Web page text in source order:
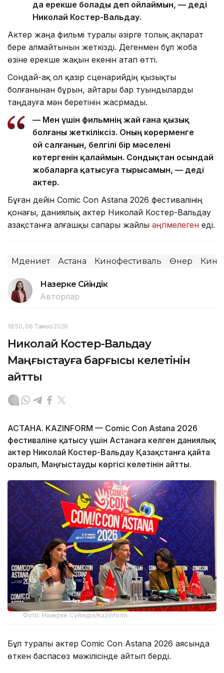
да ерекше болады деп ойлаймын, — деді
Николай Костер-Вальдау.
Актер жаңа фильмі туралы әзірге толық ақпарат
бере алмайтынын жеткізді. Дегенмен бұл жоба
өзіне ерекше жақын екенін атап өтті.
Сондай-ақ ол қазір сценарийдің қызықты
болғанынан бұрын, айтары бар туындыларды
таңдауға мән беретінін жасрмады.
— Мен үшін фильмнің жай ғана қызық
болғаны жеткіліксіз. Оның көрерменге
ой салғанын, белгілі бір мәселені
көтергенін қалаймын. Сондықтан осындай
жобаларға қатысуға тырысамын, — деді
актер.
Бұған дейін Comic Con Astana 2026 фестивалінің
қонағы, даниялық актер Николай Костер-Вальдау
Қазақстанға алғашқы сапары жайлы әңгімелеген еді.
Мәдениет Астана Кинофестиваль Өнер Кино
Назерке Сүйіндік
Авторлар
18:50, 06 Тамыз 2026
Николай Костер-Вальдау
Маңғыстауға барғысы келетінін
айтты
АСТАНА. KAZINFORM — Comic Con Astana 2026
фестиваліне қатысу үшін Астанаға келген даниялық
актер Николай Костер-Вальдау Қазақстанға қайта
оралып, Маңғыстауды көргісі келетінін айтты.
Фото: Назерке Сүйіндік/Kazinform
Бұл туралы актер Comic Con Astana 2026 аясында
өткен баспасөз мәжілісінде айтып берді.